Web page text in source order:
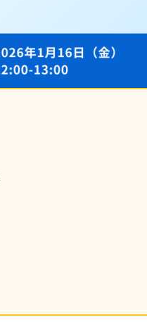
の質を飛躍的に高め、スキル
を実現
UMU AIビデオ